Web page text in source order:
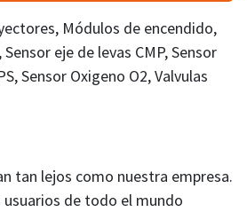
Módulos de encendido,
eje de levas CMP, Sensor
Sensor Oxigeno O2, Valvulas
tan lejos como nuestra empresa.
de todo el mundo